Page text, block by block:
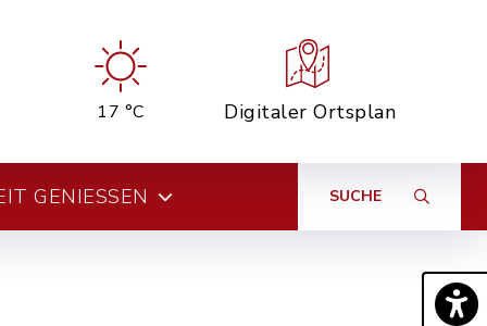
17 °C Digitaler Ortsplan
GENIESSEN SUCHE